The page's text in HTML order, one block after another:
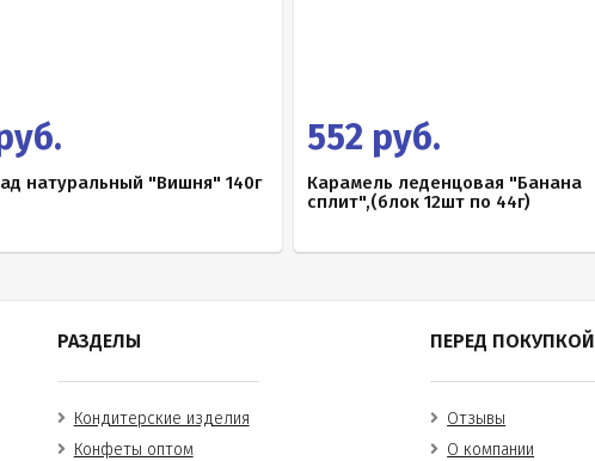
натуральный "Вишня" 140г
552 руб.
Карамель леденцовая "Банана
сплит",(блок 12шт по 44г)
РАЗДЕЛЫ
Кондитерские изделия
Конфеты оптом
ПЕРЕД ПОКУПКОЙ
Отзывы
О компании